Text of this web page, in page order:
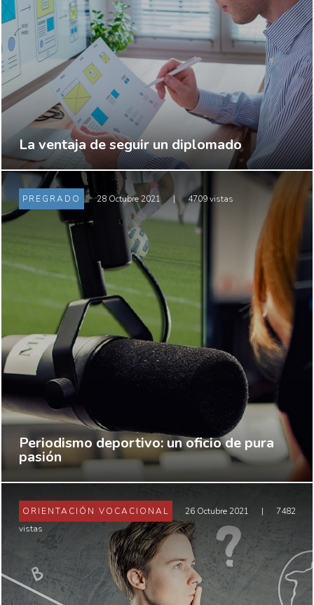
La ventaja de seguir un diplomado
PREGRADO 28 Octubre 2021 | 4709 vistas
Periodismo deportivo: un oficio de pura
pasión
ORIENTACIÓN VOCACIONAL 26 Octubre 2021 |
7482
vistas